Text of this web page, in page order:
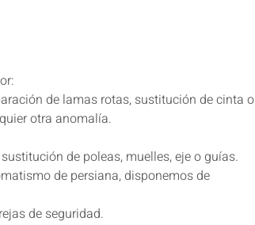
de lamas rotas, sustitución de cinta o
otra anomalía.
de poleas, muelles, eje o guías.
de persiana, disponemos de
de seguridad.